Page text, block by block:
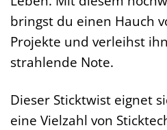
bringst du einen Hauch
Projekte und verleihst
strahlende Note.
Dieser Sticktwist eignet
eine Vielzahl von